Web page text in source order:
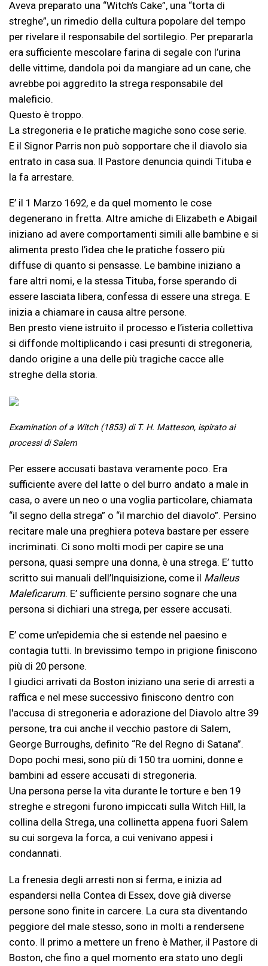
Aveva preparato una “Witch’s Cake”, una “torta di
streghe”, un rimedio della cultura popolare del tempo
per rivelare il responsabile del sortilegio. Per prepararla
era sufficiente mescolare farina di segale con l’urina
delle vittime, dandola poi da mangiare ad un cane, che
avrebbe poi aggredito la strega responsabile del
maleficio.
Questo è troppo.
La stregoneria e le pratiche magiche sono cose serie.
E il Signor Parris non può sopportare che il diavolo sia
entrato in casa sua. Il Pastore denuncia quindi Tituba e
la fa arrestare.
E’ il 1 Marzo 1692, e da quel momento le cose
degenerano in fretta. Altre amiche di Elizabeth e Abigail
iniziano ad avere comportamenti simili alle bambine e si
alimenta presto l’idea che le pratiche fossero più
diffuse di quanto si pensasse. Le bambine iniziano a
fare altri nomi, e la stessa Tituba, forse sperando di
essere lasciata libera, confessa di essere una strega. E
inizia a chiamare in causa altre persone.
Ben presto viene istruito il processo e l’isteria collettiva
si diffonde moltiplicando i casi presunti di stregoneria,
dando origine a una delle più tragiche cacce alle
streghe della storia.
Examination of a Witch (1853) di T. H. Matteson, ispirato ai
processi di Salem
Per essere accusati bastava veramente poco. Era
sufficiente avere del latte o del burro andato a male in
casa, o avere un neo o una voglia particolare, chiamata
“il segno della strega” o “il marchio del diavolo”. Persino
recitare male una preghiera poteva bastare per essere
incriminati. Ci sono molti modi per capire se una
persona, quasi sempre una donna, è una strega. E’ tutto
scritto sui manuali dell’Inquisizione, come il Malleus
Maleficarum. E’ sufficiente persino sognare che una
persona si dichiari una strega, per essere accusati.
E’ come un'epidemia che si estende nel paesino e
contagia tutti. In brevissimo tempo in prigione finiscono
più di 20 persone.
I giudici arrivati da Boston iniziano una serie di arresti a
raffica e nel mese successivo finiscono dentro con
l'accusa di stregoneria e adorazione del Diavolo altre 39
persone, tra cui anche il vecchio pastore di Salem,
George Burroughs, definito “Re del Regno di Satana”.
Dopo pochi mesi, sono più di 150 tra uomini, donne e
bambini ad essere accusati di stregoneria.
Una persona perse la vita durante le torture e ben 19
streghe e stregoni furono impiccati sulla Witch Hill, la
collina della Strega, una collinetta appena fuori Salem
su cui sorgeva la forca, a cui venivano appesi i
condannati.
La frenesia degli arresti non si ferma, e inizia ad
espandersi nella Contea di Essex, dove già diverse
persone sono finite in carcere. La cura sta diventando
peggiore del male stesso, sono in molti a rendersene
conto. Il primo a mettere un freno è Mather, il Pastore di
Boston, che fino a quel momento era stato uno degli